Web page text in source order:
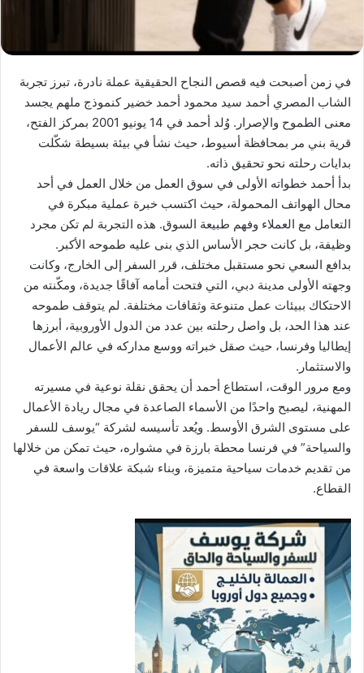
في زمن أصبحت فيه قصص النجاح الحقيقية عملة نادرة، تبرز تجربة
الشاب المصري أحمد سيد محمود أحمد خضير كنموذج ملهم يجسد
معنى الطموح والإصرار. وُلد أحمد في 14 يونيو 2001 بمركز الفتح،
قرية بني مر بمحافظة أسيوط، حيث نشأ في بيئة بسيطة شكّلت
بدايات رحلته نحو تحقيق ذاته.
بدأ أحمد خطواته الأولى في سوق العمل من خلال العمل في أحد
محال الهواتف المحمولة، حيث اكتسب خبرة عملية مبكرة في
التعامل مع العملاء وفهم طبيعة السوق. هذه التجربة لم تكن مجرد
وظيفة، بل كانت حجر الأساس الذي بنى عليه طموحه الأكبر.
بدافع السعي نحو مستقبل مختلف، قرر السفر إلى الخارج، وكانت
وجهته الأولى مدينة دبي، التي فتحت أمامه آفاقًا جديدة، ومكّنته من
الاحتكاك ببيئات عمل متنوعة وثقافات مختلفة. لم يتوقف طموحه
عند هذا الحد، بل واصل رحلته بين عدد من الدول الأوروبية، أبرزها
إيطاليا وفرنسا، حيث صقل خبراته ووسع مداركه في عالم الأعمال
والاستثمار.
ومع مرور الوقت، استطاع أحمد أن يحقق نقلة نوعية في مسيرته
المهنية، ليصبح واحدًا من الأسماء الصاعدة في مجال ريادة الأعمال
على مستوى الشرق الأوسط. ويُعد تأسيسه لشركة “يوسف للسفر
والسياحة” في فرنسا محطة بارزة في مشواره، حيث تمكن من خلالها
من تقديم خدمات سياحية متميزة، وبناء شبكة علاقات واسعة في
القطاع.